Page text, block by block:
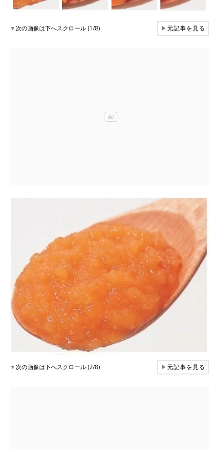
▼次の画像は下へスクロール (1/8) ▶元記事を見る
▼次の画像は下へスクロール (2/8) ▶元記事を見る